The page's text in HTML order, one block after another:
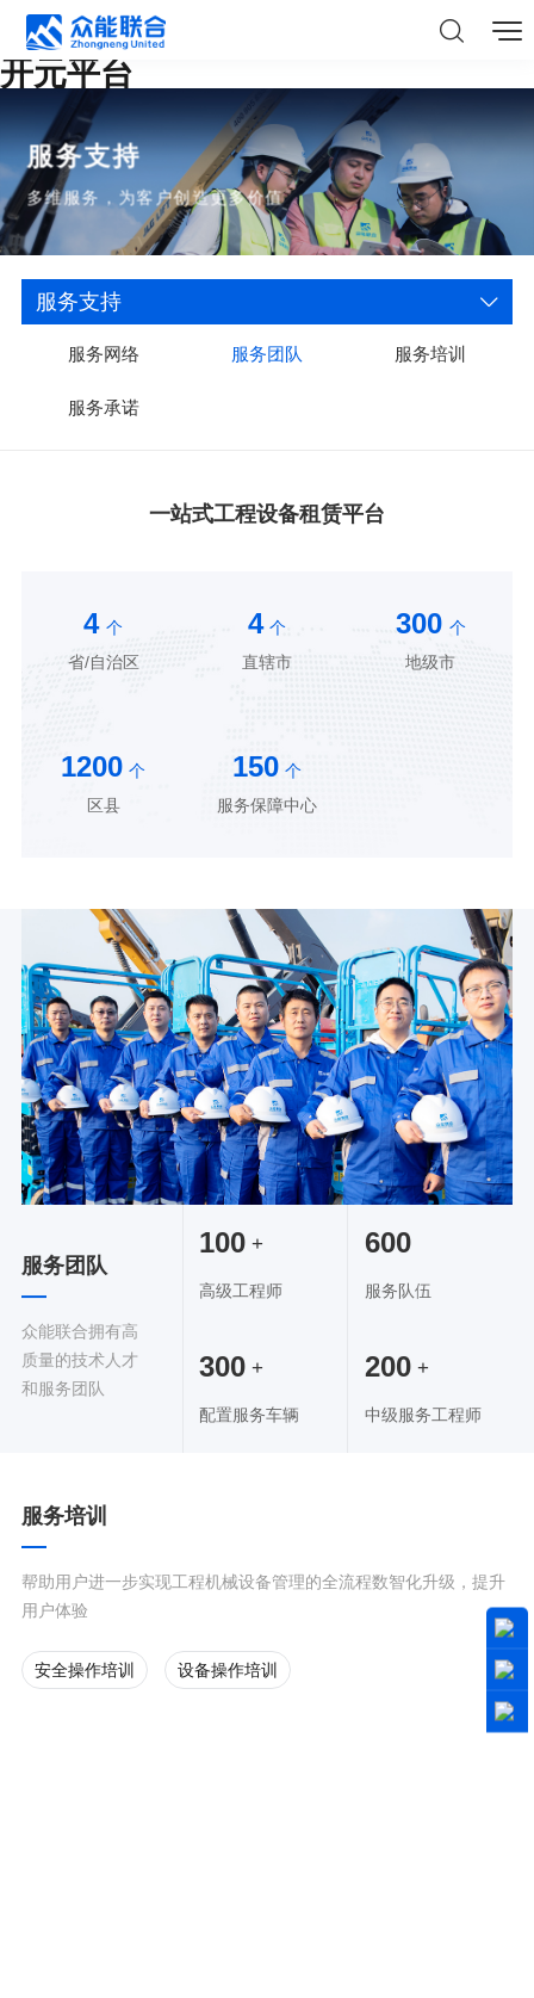
开元平台
服务支持
多维服务，为客户创造更多价值
服务支持
服务网络 服务团队 服务培训
服务承诺
一站式工程设备租赁平台
4 个
省/自治区
4 个
直辖市
300 个
地级市
1200 个
区县
150 个
服务保障中心
服务团队
众能联合拥有高
质量的技术人才
和服务团队
100 +
高级工程师
600
服务队伍
300 +
配置服务车辆
200 +
中级服务工程师
服务培训
帮助用户进一步实现工程机械设备管理的全流程数智化升级，提升
用户体验
安全操作培训 设备操作培训